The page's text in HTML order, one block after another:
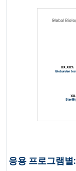
응용 프로그램별: